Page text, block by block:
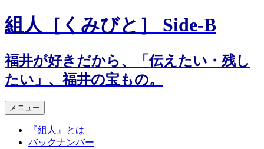
組人［くみびと］ Side-B
福井が好きだから、「伝えたい・残し
たい」、福井の宝もの。
メニュー コ
テ
ン
『組人』とは
バックナンバー